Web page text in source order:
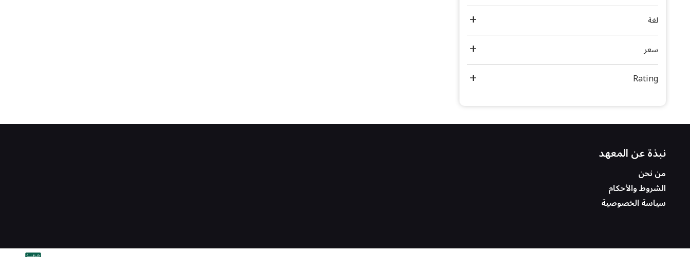
لغة
سعر
Rating
نبذة عن المعهد
من نحن
الشروط والأحكام
سياسة الخصوصية